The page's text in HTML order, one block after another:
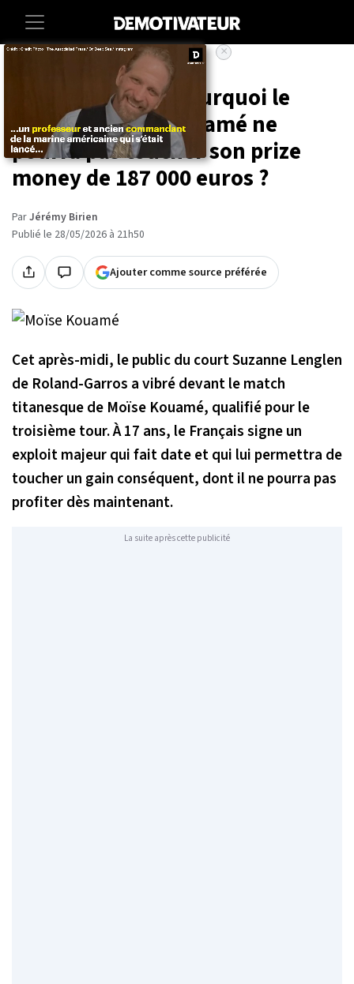
Roland-Garros : pourquoi le
Français Moïse Kouamé ne
pourra pas toucher son prize
money de 187 000 euros ?
ParJérémy Birien
Publié le 28/05/2026 à 21h50
Ajouter comme source préférée
Cet après-midi, le public du court Suzanne Lenglen
de Roland-Garros a vibré devant le match
titanesque de Moïse Kouamé, qualifié pour le
troisième tour. À 17 ans, le Français signe un
exploit majeur qui fait date et qui lui permettra de
toucher un gain conséquent, dont il ne pourra pas
profiter dès maintenant.
La suite après cette publicité
×